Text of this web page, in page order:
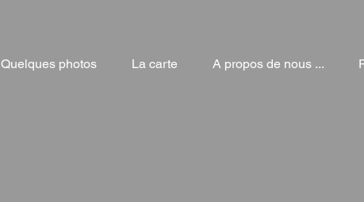
Quelques photos La carte A propos de nous ...